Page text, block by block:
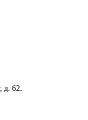
д. 62.